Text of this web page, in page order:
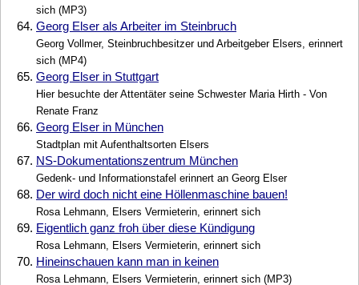
sich (MP3)
64. Georg Elser als Arbeiter im Steinbruch
Georg Vollmer, Steinbruchbesitzer und Arbeitgeber Elsers, erinnert
sich (MP4)
65. Georg Elser in Stuttgart
Hier besuchte der Attentäter seine Schwester Maria Hirth - Von
Renate Franz
66. Georg Elser in München
Stadtplan mit Aufenthaltsorten Elsers
67. NS-Dokumentationszentrum München
Gedenk- und Informationstafel erinnert an Georg Elser
68. Der wird doch nicht eine Höllenmaschine bauen!
Rosa Lehmann, Elsers Vermieterin, erinnert sich
69. Eigentlich ganz froh über diese Kündigung
Rosa Lehmann, Elsers Vermieterin, erinnert sich
70. Hineinschauen kann man in keinen
Rosa Lehmann, Elsers Vermieterin, erinnert sich (MP3)